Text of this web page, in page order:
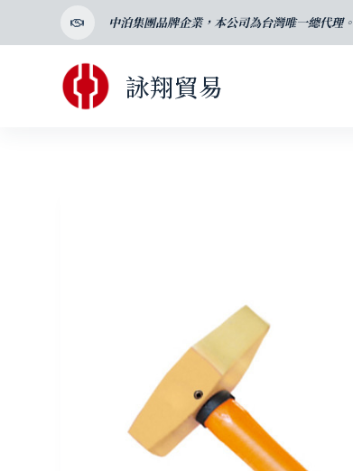
至
中泊集團品牌企業，本公司為台灣唯一總代理。
詠翔貿易